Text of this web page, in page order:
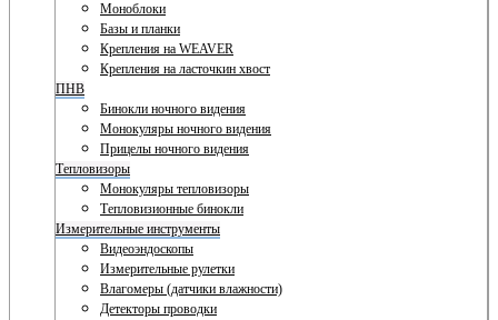
Моноблоки
Базы и планки
Крепления на WEAVER
Крепления на ласточкин хвост
ПНВ
Бинокли ночного видения
Монокуляры ночного видения
Прицелы ночного видения
Тепловизоры
Монокуляры тепловизоры
Тепловизионные бинокли
Измерительные инструменты
Видеоэндоскопы
Измерительные рулетки
Влагомеры (датчики влажности)
Детекторы проводки